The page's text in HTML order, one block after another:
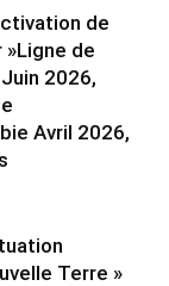
de
»Ligne de
2026,
Avril 2026,
Terre »